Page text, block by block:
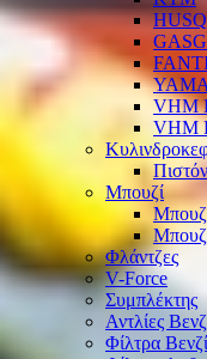
VHM
VHM
Μπουζί
Φλάντζες
V-Force
Συμπλέκτης
Αντλίες
Φίλτρα